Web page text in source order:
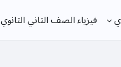
فيزياء الصف الثاني الثانوي